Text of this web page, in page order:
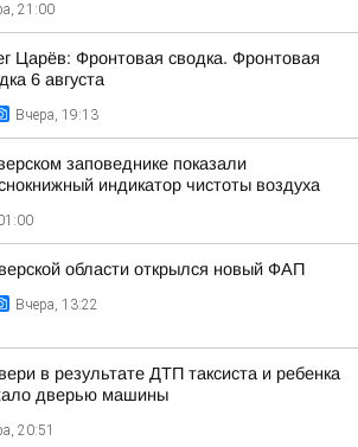
21:00
Царёв: Фронтовая сводка. Фронтовая
6 августа
Вчера, 19:13
заповеднике показали
индикатор чистоты воздуха
области открылся новый ФАП
Вчера, 13:22
в результате ДТП таксиста и ребенка
дверью машины
20:51